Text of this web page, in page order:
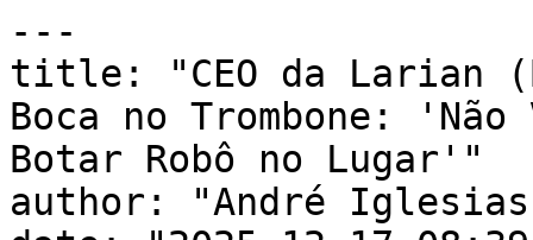
---
title: "CEO da Larian
Boca no Trombone:
Botar Robô no Lugar'"
author: "André